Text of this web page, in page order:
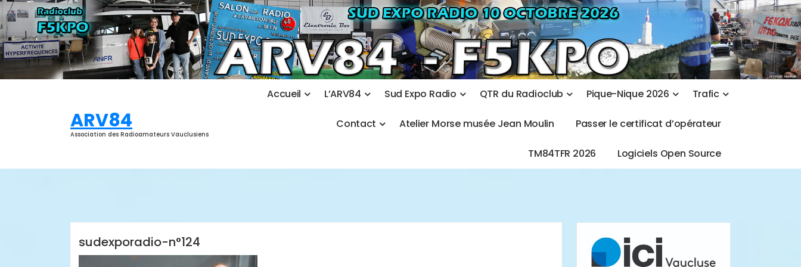
Aller
au
contenu
ARV84
Association des Radioamateurs Vauclusiens
Accueil L’ARV84 Sud Expo Radio QTR du Radioclub Pique-Nique 2026 Trafic
Contact Atelier Morse musée Jean Moulin Passer le certificat d’opérateur
TM84TFR 2026 Logiciels Open Source
sudexporadio-n°124